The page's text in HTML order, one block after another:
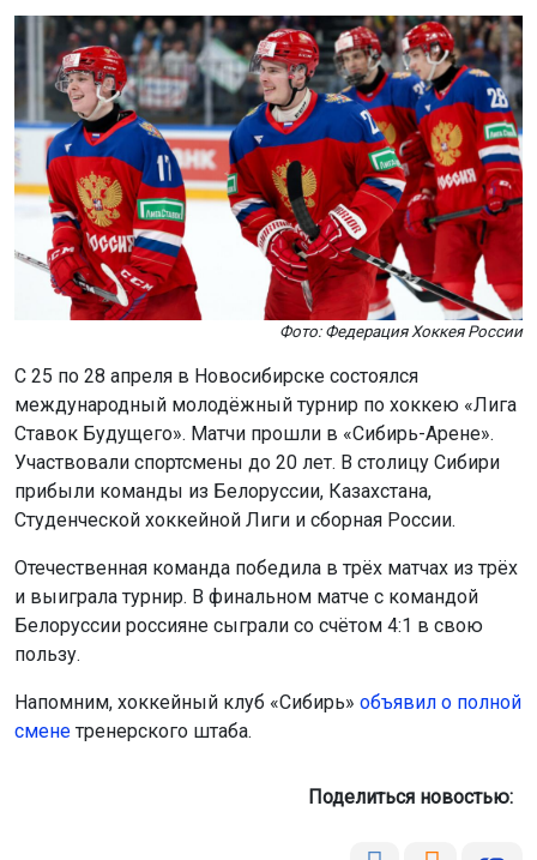
Фото: Федерация Хоккея России
С 25 по 28 апреля в Новосибирске состоялся
международный молодёжный турнир по хоккею «Лига
Ставок Будущего». Матчи прошли в «Сибирь-Арене».
Участвовали спортсмены до 20 лет. В столицу Сибири
прибыли команды из Белоруссии, Казахстана,
Студенческой хоккейной Лиги и сборная России.
Отечественная команда победила в трёх матчах из трёх
и выиграла турнир. В финальном матче с командой
Белоруссии россияне сыграли со счётом 4:1 в свою
пользу.
Напомним, хоккейный клуб «Сибирь» объявил о полной
смене тренерского штаба.
Поделиться новостью: